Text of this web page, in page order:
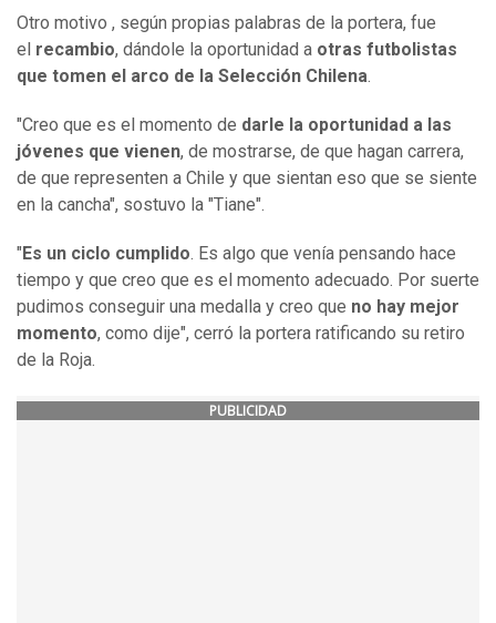
Otro motivo , según propias palabras de la portera, fue
el recambio, dándole la oportunidad a otras futbolistas
que tomen el arco de la Selección Chilena.
"Creo que es el momento de darle la oportunidad a las
jóvenes que vienen, de mostrarse, de que hagan carrera,
de que representen a Chile y que sientan eso que se siente
en la cancha", sostuvo la "Tiane".
" Es un ciclo cumplido. Es algo que venía pensando hace
tiempo y que creo que es el momento adecuado. Por suerte
pudimos conseguir una medalla y creo que no hay mejor
momento, como dije", cerró la portera ratificando su retiro
de la Roja.
PUBLICIDAD